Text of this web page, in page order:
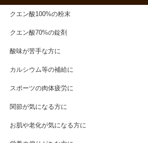
クエン酸100%の粉末
クエン酸70%の錠剤
酸味が苦手な方に
カルシウム等の補給に
スポーツの肉体疲労に
関節が気になる方に
お肌や老化が気になる方に